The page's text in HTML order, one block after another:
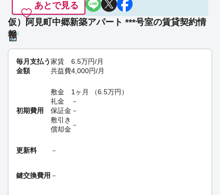
あとで見る
仮）阿見町中郷新築アパート ***号室の賃貸契約情
報
毎月支払う
金額
家賃 6.5万円/月
共益費4,000円/月
初期費用
敷金 1ヶ月 （6.5万円 ）
礼金
－
保証金 －
敷引き
償却金
－
更新料 －
鍵交換費用 －